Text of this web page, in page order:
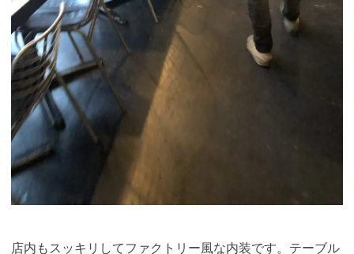
店内もスッキリしてファクトリー風な内装です。テーブル